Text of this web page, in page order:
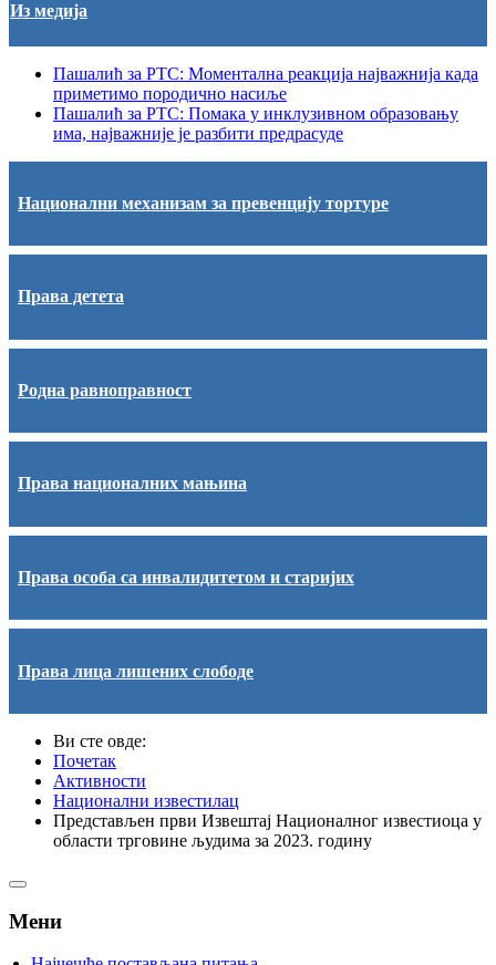
Из медија
Пашалић за РТС: Моментална реакција најважнија када
приметимо породично насиље
Пашалић за РТС: Помака у инклузивном образовању
има, најважније је разбити предрасуде
Национални механизам за превенцију тортуре
Права детета
Родна равноправност
Права националних мањина
Права особа са инвалидитетом и старијих
Права лица лишених слободе
Ви сте овде:
Почетак
Активности
Национални известилац
Представљен први Извештај Националног известиоца у
области трговине људима за 2023. годину
Мени